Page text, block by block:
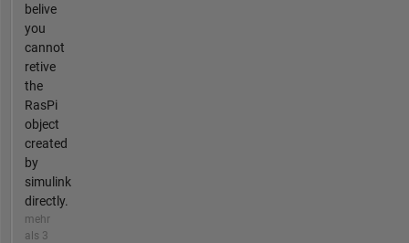
belive
you
cannot
retive
the
RasPi
object
created
by
simulink
directly.
mehr
als 3